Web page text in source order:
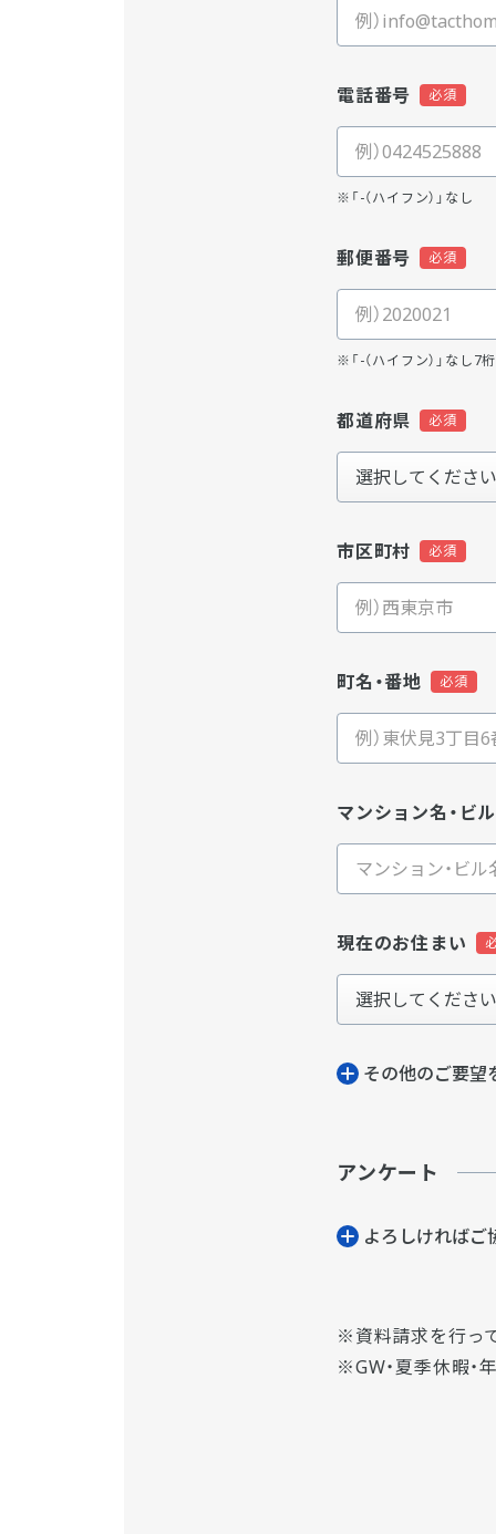
電話番号
※「-（ハイフン）」なし
郵便番号
※「-（ハイフン）」なし7
都道府県
市区町村
町名・番地
マンション名・ビ
現在のお住まい
その他のご要望
アンケート
よろしければご
資料請求を行っ
GW・夏季休暇